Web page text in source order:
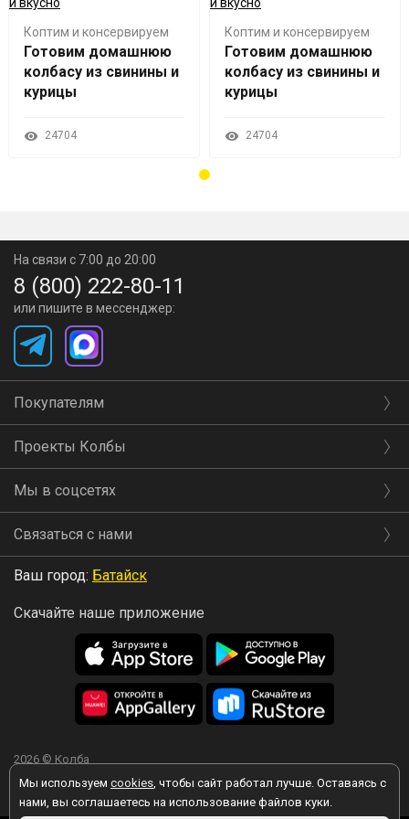
процесс приготовления, что экономит ваше время.
Коптим и консервируем
Готовим домашнюю
колбасу из свинины и
курицы
24704
Коптим и консервируем
Готовим домашнюю
колбасу из свинины и
курицы
24704
Мы используем cookies, чтобы сайт работал лучше. Оставаясь с
нами, вы соглашаетесь на использование файлов куки.
На связи с 7:00 до 20:00
8 (800) 222-80-11
или пишите в мессенджер:
Покупателям
Проекты Колбы
Мы в соцсетях
Связаться с нами
Ваш город: Батайск
Скачайте наше приложение
2026 © Колба